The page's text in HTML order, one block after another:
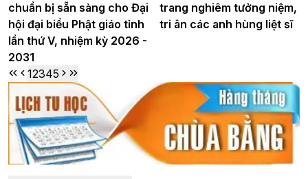
chuẩn bị sẵn sàng cho Đại
hội đại biểu Phật giáo tỉnh
lần thứ V, nhiệm kỳ 2026 -
2031
trang nghiêm tưởng niệm,
tri ân các anh hùng liệt sĩ
12345